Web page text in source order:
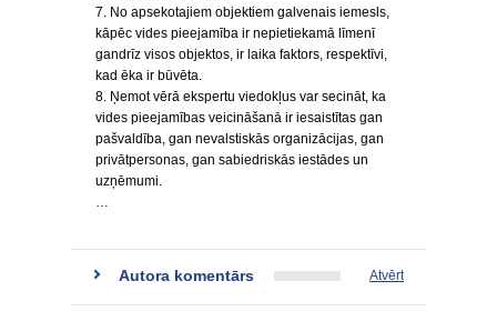
7. No apsekotajiem objektiem galvenais iemesls,
kāpēc vides pieejamība ir nepietiekamā līmenī
gandrīz visos objektos, ir laika faktors, respektīvi,
kad ēka ir būvēta.
8. Ņemot vērā ekspertu viedokļus var secināt, ka
vides pieejamības veicināšanā ir iesaistītas gan
pašvaldība, gan nevalstiskās organizācijas, gan
privātpersonas, gan sabiedriskās iestādes un
uzņēmumi.
…
Autora komentārs Atvērt